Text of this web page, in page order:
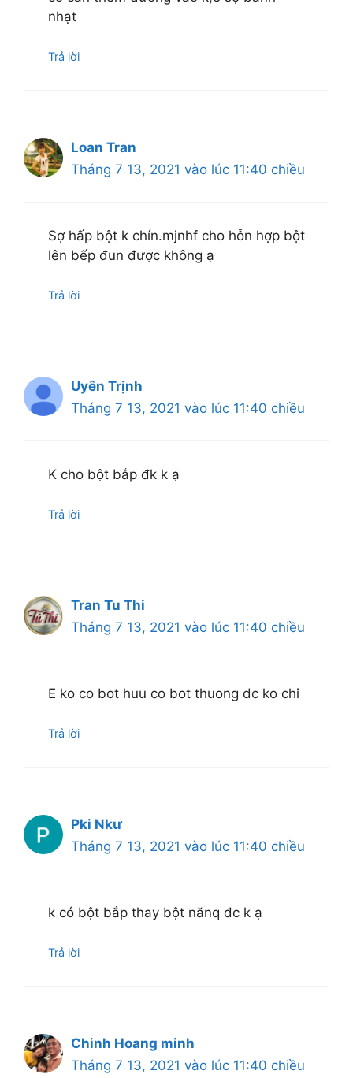
nhạt
Trả lời
Loan Tran
Tháng 7 13, 2021 vào lúc 11:40 chiều
Sợ hấp bột k chín.mjnhf cho hỗn hợp bột
lên bếp đun được không ạ
Trả lời
Uyên Trịnh
Tháng 7 13, 2021 vào lúc 11:40 chiều
K cho bột bắp đk k ạ
Trả lời
Tran Tu Thi
Tháng 7 13, 2021 vào lúc 11:40 chiều
E ko co bot huu co bot thuong dc ko chi
Trả lời
Pki Nkư
Tháng 7 13, 2021 vào lúc 11:40 chiều
k có bột bắp thay bột nănq đc k ạ
Trả lời
Chinh Hoang minh
Tháng 7 13, 2021 vào lúc 11:40 chiều